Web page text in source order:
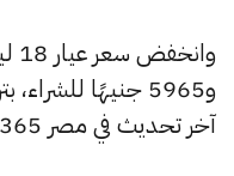
آخر تحديث في مصر 365.